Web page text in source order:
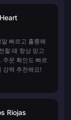
빠르고 훌륭해
할 때 항상 믿고
주문 확인도 빠르
강력 추천해요!
Riojas